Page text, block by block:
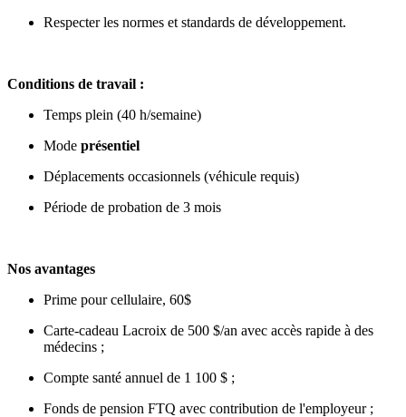
Respecter les normes et standards de développement.
Conditions de travail :
Temps plein (40 h/semaine)
Mode présentiel
Déplacements occasionnels (véhicule requis)
Période de probation de 3 mois
Nos avantages
Prime pour cellulaire, 60$
Carte-cadeau Lacroix de 500 $/an avec accès rapide à des
médecins ;
Compte santé annuel de 1 100 $ ;
Fonds de pension FTQ avec contribution de l'employeur ;